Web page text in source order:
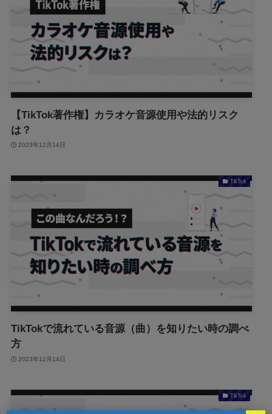
【TikTok著作権】カラオケ音源使用や法的リスク
は？
2023年12月14日
TikTok
TikTokで流れている音源（曲）を知りたい時の調べ
方
2023年12月14日
TikTok